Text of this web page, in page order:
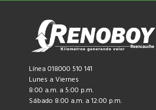
Línea 018000 510 141
Lunes a Viernes
8:00 a.m. a 5:00 p.m.
Sábado 8:00 a.m. a 12:00 p.m.